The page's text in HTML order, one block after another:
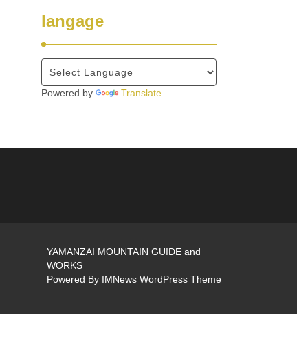
langage
Powered by Translate
YAMANZAI MOUNTAIN GUIDE and
WORKS
Powered By IMNews WordPress Theme